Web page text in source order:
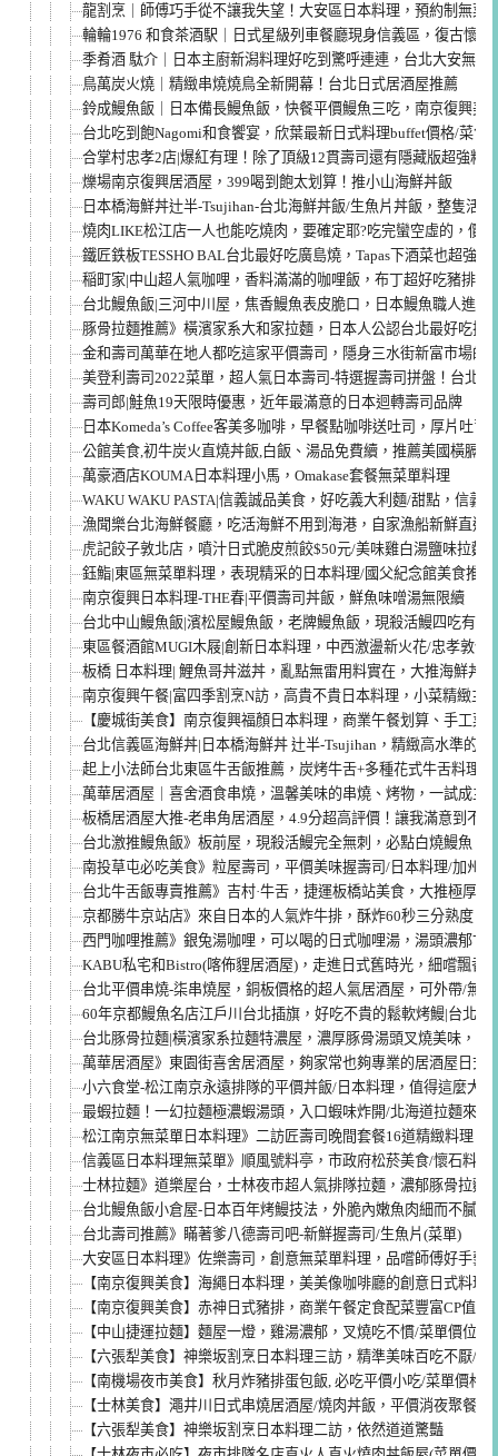
龍割烹｜師傅巧手從不讓我失望！大安區日本料理，預約制無菜
輪輪1976 和食茶酒駅｜日式星級列車餐廳現身信義區，復古懷舊
季肴酒 駄介｜日本主廚新潟料理好吃到驚呼連連，台北大安無菜
鳥萬炭火燒｜精緻串燒燒鳥全新開幕！台北日式居酒屋推薦
鈴成鰻魚飯｜日本備長鰻魚飯，快餐平價鰻魚三吃，南京復興美
台北吃到飽Nagomi和食饗宴，欣葉最新日式料理buffet價格/菜色/
合掌村忠孝2店|爆紅有理！除了頂級12貫壽司還有隱藏版超強料理
爍場南京復興居酒屋，399喝到飽太划算！推小山海鮮丼飯
日本橋海鮮丼辻半-Tsujihan-台北海鮮丼飯/生魚片丼飯，整隻活
燒肉LIKE松江店一人也能吃燒肉，要確定耶?吃完蠻空虛的，價
鐵匠鉄板TESSHO BAL台北最好吃廣島燒，Tapas下酒菜也超強
稲町家|中山超人氣咖哩，香料滿滿的咖哩飯，布丁超好吃豬排超
台北鰻魚飯|三河中川屋，焦香鰻魚表皮脆口，日本鰻魚職人進軍
豚骨拉麵推薦》橫濱家系大和家拉麵，日本人公認台北最好吃拉
金和壽司萬華在地人都吃這家平價壽司，隱身三水街新富市場的
美登利壽司2022菜單，超人氣日本壽司-特選握壽司拼盤！台北忠
壽司郎|鮭魚19天限時優惠，近年最滿意的日本迴轉壽司品牌
日本Komeda’s Coffee客美多咖啡，早餐點咖啡送吐司，厚片吐司
公館美食,初牛炭火直燒丼飯,白飯、湯品免費續，推薦美國橫膈膜
萬豪酒店KOUMA日本料理小馬，Omakase套餐無菜單料理
WAKU WAKU PASTA|信義誠品美食，好吃義大利麵/甜點，信義
漁聞樂台北海鮮餐廳，吃活海鮮不用到海港，自家漁船新鮮直送
虎記餃子敦北店，噴汁日式脆皮煎餃$50元/美味雞白湯鹽味拉麵
鈺鮨|東區無菜單料理，表現精采的日本料理/國父紀念館美食推薦
南京復興日本料理-THE春|平價壽司丼飯，鮮魚味噌湯無限續
台北中山鰻魚飯|濱松屋鰻魚飯，老牌鰻魚飯，現殺活鰻四吃有特
東區餐酒館MUGI木屐|創新日本料理，中西激盪新火花/忠孝敦化
板橋 日本料理| 鯉魚哥丼滋丼，亂點無雷用料實在，大推海鮮丼
南京復興午餐|富四季割烹N訪，高貴不貴日本料理，小菜精緻主
【慶城街美食】南京復興福顏日本料理，商業午餐划算、手工菜
台北信義區海鮮丼|日本橋海鮮丼 辻半-Tsujihan，精緻高水準的
起上小法師台北東區牛舌飯推薦，炭烤牛舌+多種花式牛舌料理
萬華居酒屋｜喜舍酒食串燒，溫馨美味的串燒、烤物，一試成主
板橋居酒屋大推-老串角居酒屋，4.9分超高評價！讓我滿意到不
台北激推鰻魚飯》板前屋，現殺活鰻完全無刺，必點白燒鰻魚，
南投草屯必吃美食》粒屋壽司，平價美味握壽司/日本料理/加州
台北牛舌飯專賣推薦》吉村·牛舌，捷運板橋站美食，大推極厚切
京都勝牛京站店》來自日本的人氣炸牛排，酥炸60秒三分熟度，
西門咖哩推薦》銀兔湯咖哩，可以喝的日式咖哩湯，湯頭濃郁甘
KABU私宅和Bistro(喀佈貍居酒屋)，走進日式舊時光，細嚐飄香
台北平價串燒-柒串燒屋，銅板價格的超人氣居酒屋，可外帶/無
60年京都鰻魚名店江戶川台北插旗，好吃不貴的鬆軟烤鰻|台北必
台北豚骨拉麵|橫濱家系拉麵特濃屋，濃厚豚骨湯頭叉燒美味，炸
萬華居酒屋》東園街喜舍居酒屋，夠家常也夠專業的居酒屋日式
小六食堂-松江南京永遠排隊的平價丼飯/日本料理，值得這麼大
最蝦拉麵！一幻拉麵極濃蝦湯頭，入口蝦味炸開/北海道拉麵來台
松江南京無菜單日本料理》二訪匠壽司晚間套餐16道精緻料理，
信義區日本料理無菜單》順風號料亭，市政府松菸美食/懷石料理
士林拉麵》道樂屋台，士林夜市超人氣排隊拉麵，濃郁豚骨拉麵
台北鰻魚飯小倉屋-日本百年烤鰻技法，外脆內嫩魚肉細而不膩(
台北壽司推薦》瞞著爹八德壽司吧-新鮮握壽司/生魚片(菜單)
大安區日本料理》佐樂壽司，創意無菜單料理，品嚐師傅好手藝
【南京復興美食】海繩日本料理，美美像咖啡廳的創意日式料理
【南京復興美食】赤神日式豬排，商業午餐定食配菜豐富CP值高
【中山捷運拉麵】麵屋一燈，雞湯濃郁，叉燒吃不慣/菜單價位
【六張犁美食】神樂坂割烹日本料理三訪，精準美味百吃不厭/菜
【南機場夜市美食】秋月炸豬排蛋包飯, 必吃平價小吃/菜單價格
【士林美食】澠井川日式串燒居酒屋/燒肉丼飯，平價消夜聚餐
【六張犁美食】神樂坂割烹日本料理二訪，依然道道驚豔